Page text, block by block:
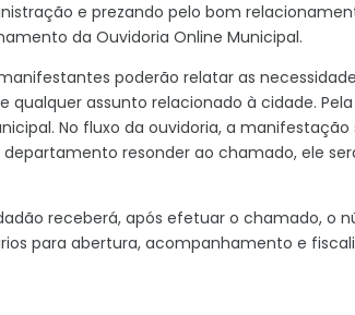
e prezando pelo bom
da Ouvidoria Online Municipal.
poderão relatar as
assunto relacionado à cidade. Pela
No fluxo da ouvidoria, a manifestação
resonder ao chamado, ele
receberá, após efetuar o chamado, o
para abertura, acompanhamento e